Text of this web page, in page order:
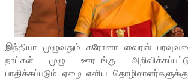
இந்தியா முழுவதும் கரோனா வைரஸ்
நாட்கள் முழு ஊரடங்கு
பாதிக்கப்படும் ஏழை எளிய